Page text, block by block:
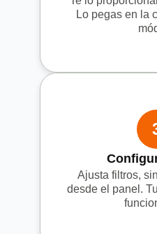
Lo pegas en la
Ajusta filtros,
desde el panel.